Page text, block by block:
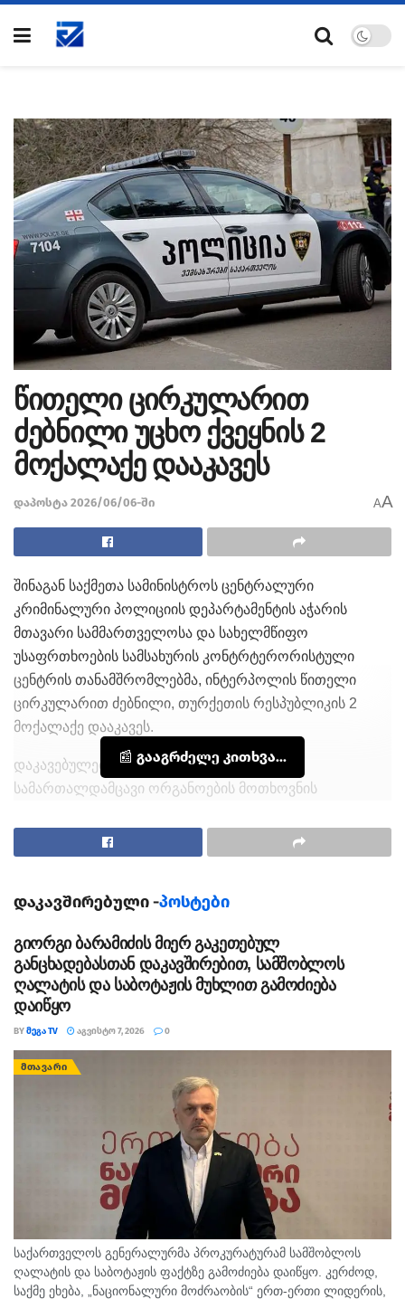
წითელი ცირკულარით
ძებნილი უცხო ქვეყნის 2
მოქალაქე დააკავეს
დაპოსტა 2026/06/06-ში AA
შინაგან საქმეთა სამინისტროს ცენტრალური
კრიმინალური პოლიციის დეპარტამენტის აჭარის
მთავარი სამმართველოსა და სახელმწიფო
უსაფრთხოების სამსახურის კონტრტერორისტული
ცენტრის თანამშრომლებმა, ინტერპოლის წითელი
ცირკულარით ძებნილი, თურქეთის რესპუბლიკის 2
მოქალაქე დააკავეს.
დაკავებულები თურქეთის რესპუბლიკის
სამართალდამცავი ორგანოების მოთხოვნის
ინტერპოლის წითელი ცირკულარით საერთაშორისო
დონეზე იძებნებოდნენ.
სამართალდამცველებმა მსჯავრდებულები
ბათუმში სხვადასხვა დროს დააკავეს.
ამჟამად, დაკავებულების მიმართ კანონით
გათვალისწინებული საექსტრადიციო პროცედურები
მიმდინარეობს.
📰 გააგრძელე კითხვა...
დაკავშირებული -პოსტები
გიორგი ბარამიძის მიერ გაკეთებულ
განცხადებასთან დაკავშირებით, სამშობლოს
ღალატის და საბოტაჟის მუხლით გამოძიება
დაიწყო
BYᲛᲔᲒᲐ TV ᲐᲒᲕᲘᲡᲢᲝ 7, 2026 0
ᲛᲗᲐᲕᲐᲠᲘ
საქართველოს გენერალურმა პროკურატურამ სამშობლოს
ღალატის და საბოტაჟის ფაქტზე გამოძიება დაიწყო. კერძოდ,
საქმე ეხება, „ნაციონალური მოძრაობის“ ერთ-ერთი ლიდერის,